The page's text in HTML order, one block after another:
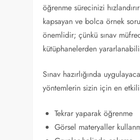
öğrenme sürecinizi
kapsayan ve bolca örnek
önemlidir; çünkü sınav
kütüphanelerden
Sınav hazırlığında
yöntemlerin sizin için en
Tekrar yaparak öğrenme
Görsel materyaller